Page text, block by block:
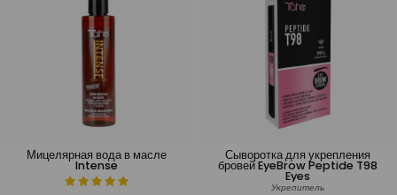
Мицелярная вода в масле
Intense
Сыворотка для укрепления
бровей EyeBrow Peptide T98
Eyes
Укрепитель